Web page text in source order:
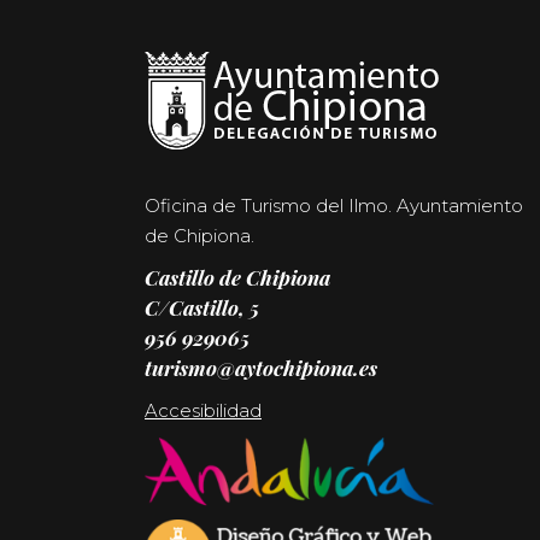
Oficina de Turismo del Ilmo. Ayuntamiento
de Chipiona.
Castillo de Chipiona
C/Castillo, 5
956 929065
turismo@aytochipiona.es
Accesibilidad